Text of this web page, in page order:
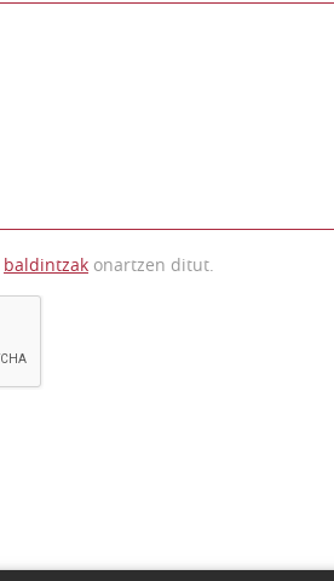
baldintzak onartzen ditut.